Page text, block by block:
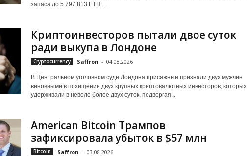
запаса до 5 797 813 ETH....
Криптоинвесторов пытали двое суток
ради выкупа в Лондоне
Cryptocurrency Saffron - 04.08.2026
В Центральном уголовном суде Лондона присяжные признали двух мужчин
виновными в похищении двух крупных криптовалютных инвесторов, которых
удерживали в неволе более двух суток, подвергая...
American Bitcoin Трампов
зафиксировала убыток в $57 млн
Bitcoin Saffron - 03.08.2026